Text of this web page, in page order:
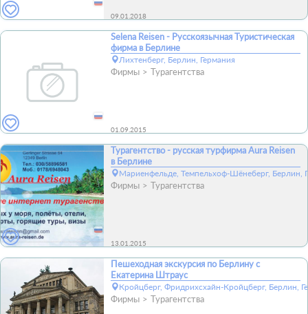
09.01.2018
Selena Reisen - Русскоязычная Туристическая
фирма в Берлине
Лихтенберг, Берлин, Германия
Фирмы Турагентства
01.09.2015
Турагентство - русская турфирма Aura Reisen
в Берлине
Мариенфельде, Темпельхоф-Шёнеберг, Берлин,
Фирмы Турагентства
13.01.2015
Пешеходная экскурсия по Берлину c
Екатерина Штраус
Кройцберг, Фридрихсхайн-Кройцберг, Берлин,
Фирмы Турагентства